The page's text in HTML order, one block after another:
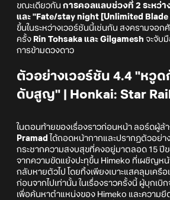
ขณะเดียวกัน การคอลแลบช่วงที่ 2 ระหว่า
และ "Fate/stay night [Unlimited Blade
ขึ้นในระหว่างเวอร์ชันนี้เช่นกัน สงครามจอก
ครั้ง Rin Tohsaka และ Gilgamesh จะจับ
การข้ามดวงดาว
ตัวอย่างเวอร์ชัน 4.4 "หวู
ดับสูญ" | Honkai: Star Rail
ในตอนท้ายของเรื่องราวก่อนหน้า ลอร์ดผู้ล้
Pramad ได้ถอดหน้ากากและปรากฏตัวอย่า
กระชากความสงบสุขที่คงอยู่มาตลอด 15 ปี
จากความขัดแย้งปะทุขึ้น Himeko ที่เผชิญหน้
กลับหายตัวไป โดยทิ้งเพียงเบาะแสคลุมเครื
ก่อนจากไปเท่านั้น ในเรื่องราวครั้งนี้ ผู้บุกเบิก
เพื่อค้นหาตำแหน่งของ Himeko และความ